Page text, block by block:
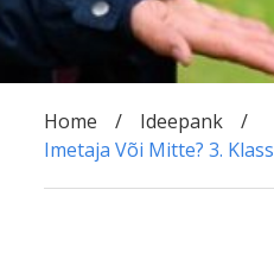
Home
Ideepank
Imetaja Või Mitte? 3. Klass